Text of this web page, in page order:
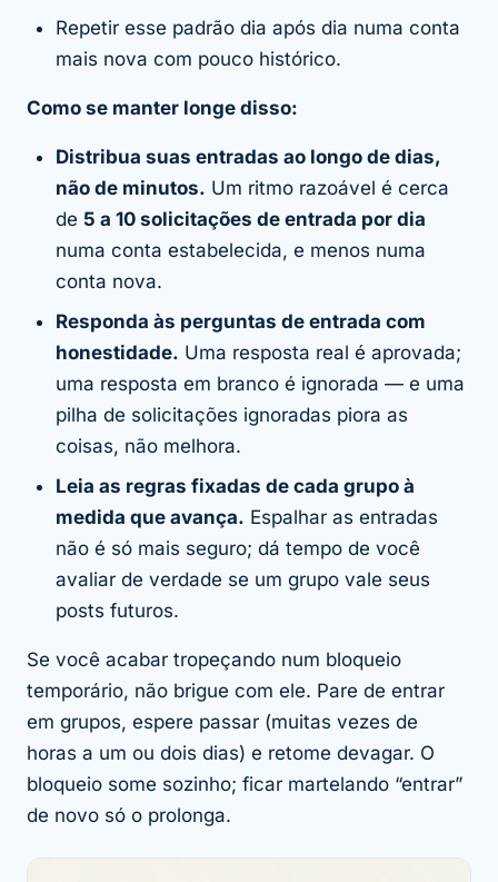
Repetir esse padrão dia após dia numa conta
mais nova com pouco histórico.
Como se manter longe disso:
Distribua suas entradas ao longo de dias,
não de minutos. Um ritmo razoável é cerca
de 5 a 10 solicitações de entrada por dia
numa conta estabelecida, e menos numa
conta nova.
Responda às perguntas de entrada com
honestidade. Uma resposta real é aprovada;
uma resposta em branco é ignorada — e uma
pilha de solicitações ignoradas piora as
coisas, não melhora.
Leia as regras fixadas de cada grupo à
medida que avança. Espalhar as entradas
não é só mais seguro; dá tempo de você
avaliar de verdade se um grupo vale seus
posts futuros.
Se você acabar tropeçando num bloqueio
temporário, não brigue com ele. Pare de entrar
em grupos, espere passar (muitas vezes de
horas a um ou dois dias) e retome devagar. O
bloqueio some sozinho; ficar martelando “entrar”
de novo só o prolonga.